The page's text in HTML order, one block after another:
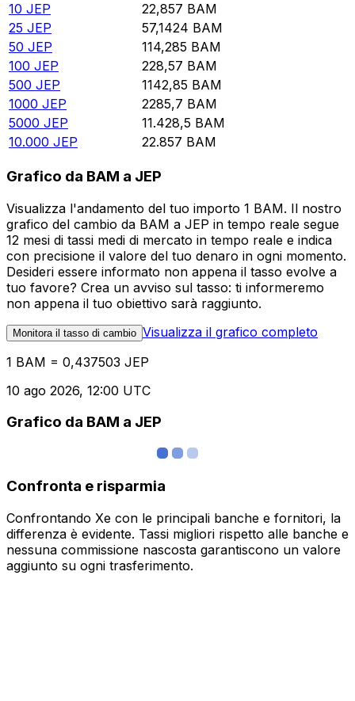
10 JEP 22,857 BAM
25 JEP 57,1424 BAM
50 JEP 114,285 BAM
100 JEP 228,57 BAM
500 JEP 1142,85 BAM
1000 JEP 2285,7 BAM
5000 JEP 11.428,5 BAM
10.000 JEP 22.857 BAM
Grafico da BAM a JEP
Visualizza l'andamento del tuo importo 1 BAM. Il nostro
grafico del cambio da BAM a JEP in tempo reale segue
12 mesi di tassi medi di mercato in tempo reale e indica
con precisione il valore del tuo denaro in ogni momento.
Desideri essere informato non appena il tasso evolve a
tuo favore? Crea un avviso sul tasso: ti informeremo
non appena il tuo obiettivo sarà raggiunto.
Monitora il tasso di cambio Visualizza il grafico completo
1 BAM = 0,437503 JEP
10 ago 2026, 12:00 UTC
Grafico da BAM a JEP
Confronta e risparmia
Confrontando Xe con le principali banche e fornitori, la
differenza è evidente. Tassi migliori rispetto alle banche e
nessuna commissione nascosta garantiscono un valore
aggiunto su ogni trasferimento.